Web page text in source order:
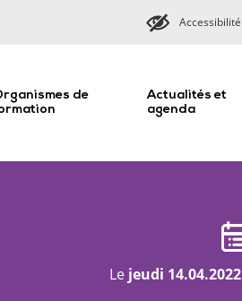
Accessibilité
de
Actualités et
agenda
Le jeudi 14.04.2022